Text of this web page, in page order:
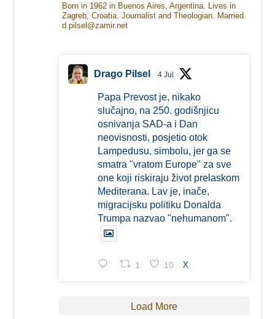
Born in 1962 in Buenos Aires, Argentina. Lives in
Zagreb, Croatia. Journalist and Theologian. Married.
d.pilsel@zamir.net
Drago Pilsel 4 Jul
Papa Prevost je, nikako
slučajno, na 250. godišnjicu
osnivanja SAD-a i Dan
neovisnosti, posjetio otok
Lampedusu, simbolu, jer ga se
smatra "vratom Europe" za sve
one koji riskiraju život prelaskom
Mediterana. Lav je, inače,
migracijsku politiku Donalda
Trumpa nazvao "nehumanom".
1 10 X
Load More